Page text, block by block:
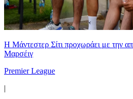
Η Μάντεστερ Σίτι προχωράει με την
Μαρσέιγ
Premier League
|